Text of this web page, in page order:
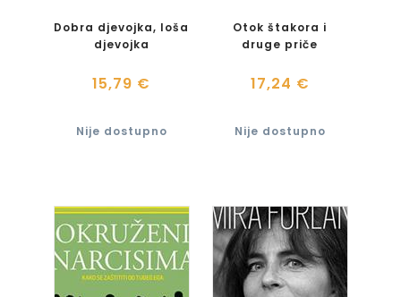
Dobra djevojka, loša
djevojka
15,79 €
Nije dostupno
Otok štakora i
druge priče
17,24 €
Nije dostupno